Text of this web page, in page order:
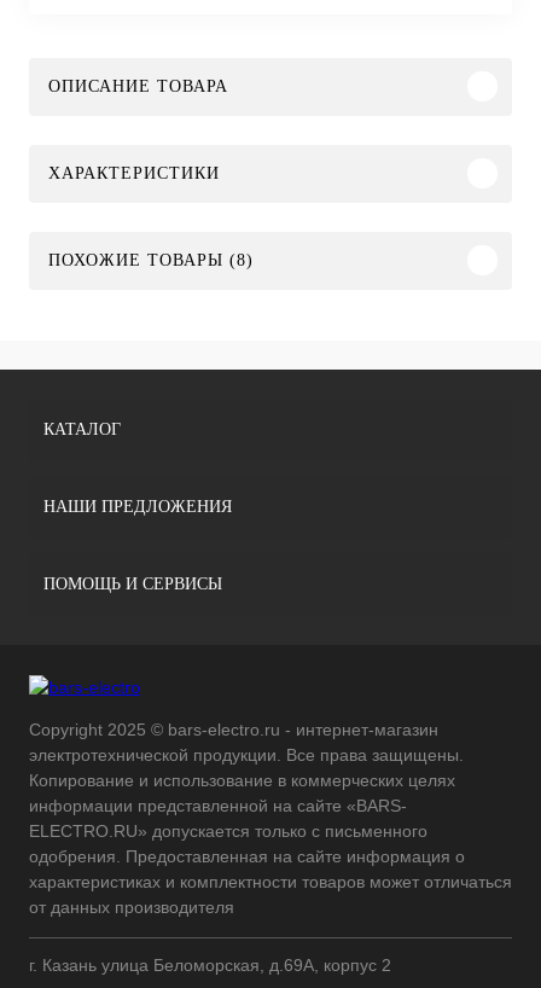
ОПИСАНИЕ ТОВАРА
ХАРАКТЕРИСТИКИ
ПОХОЖИЕ ТОВАРЫ (8)
КАТАЛОГ
НАШИ ПРЕДЛОЖЕНИЯ
ПОМОЩЬ И СЕРВИСЫ
Copyright 2025 © bars-electro.ru - интернет-магазин
электротехнической продукции. Все права защищены.
Копирование и использование в коммерческих целях
информации представленной на сайте «BARS-
ELECTRO.RU» допускается только с письменного
одобрения. Предоставленная на сайте информация о
характеристиках и комплектности товаров может отличаться
от данных производителя
г. Казань улица Беломорская, д.69А, корпус 2